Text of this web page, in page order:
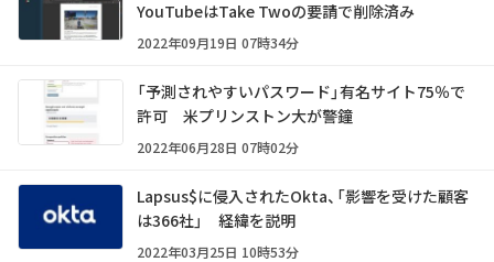
YouTubeはTake Twoの要請で削除済み
2022年09月19日 07時34分
「予測されやすいパスワード」有名サイト75％で
許可 米プリンストン大が警鐘
2022年06月28日 07時02分
Lapsus$に侵入されたOkta、「影響を受けた顧客
は366社」 経緯を説明
2022年03月25日 10時53分